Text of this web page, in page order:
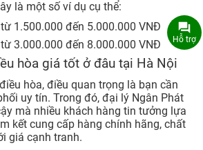
là một số ví dụ cụ thể:
1.500.000 đến 5.000.000 VNĐ
3.000.000 đến 8.000.000 VNĐ
hòa giá tốt ở đâu tại Hà Nội
hòa, điều quan trọng là bạn cần
uy tín. Trong đó, đại lý Ngân Phát
mà nhiều khách hàng tin tưởng lựa
kết cung cấp hàng chính hãng, chất
giá cạnh tranh.
Hỗ trợ